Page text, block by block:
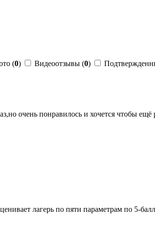
(0) Видеоотзывы (0)
очень понравилось и хочется чтобы ещё
лагерь по пяти параметрам по 5-